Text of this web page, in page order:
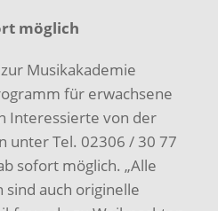
möglich
Musikakademie
für erwachsene
Interessierte von der
unter Tel. 02306 / 30 77
sofort möglich. „Alle
auch originelle